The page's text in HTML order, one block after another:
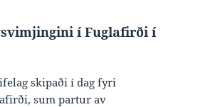
í Fuglafirði í
skipaði í dag fyri
sum partur av